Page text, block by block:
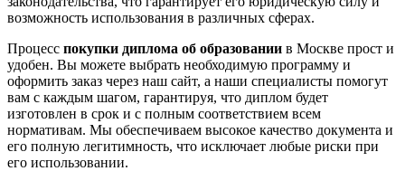
возможность использования в различных сферах.
Процесс покупки диплома об образовании в Москве прост и
удобен. Вы можете выбрать необходимую программу и
оформить заказ через наш сайт, а наши специалисты помогут
вам с каждым шагом, гарантируя, что диплом будет
изготовлен в срок и с полным соответствием всем
нормативам. Мы обеспечиваем высокое качество документа и
его полную легитимность, что исключает любые риски при
его использовании.